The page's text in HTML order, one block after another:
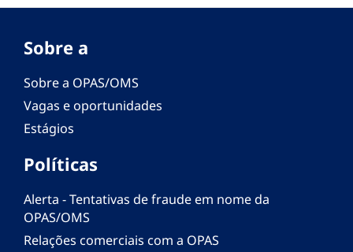
Sobre a
Sobre a OPAS/OMS
Vagas e oportunidades
Estágios
Políticas
Alerta - Tentativas de fraude em nome da
OPAS/OMS
Relações comerciais com a OPAS